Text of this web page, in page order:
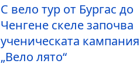
С вело тур от Бургас до
Ченгене скеле започва
ученическата кампания
„Вело лято“